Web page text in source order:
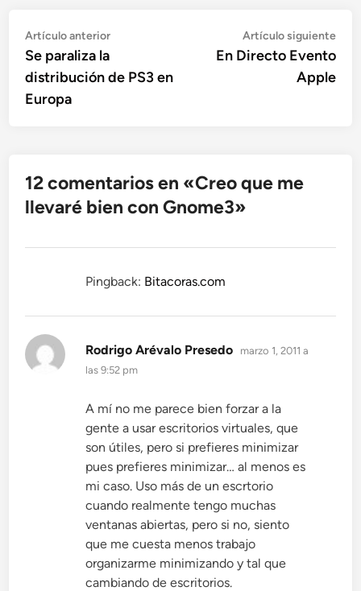
Navegación
de
entradas
Artículo anteriorArtículo
Se paraliza la
distribución de PS3 en
Europa
Artículo siguiente
En Directo Evento
Apple
12 comentarios en «Creo que me
llevaré bien con Gnome3»
Pingback: Bitacoras.com
Rodrigo Arévalo Presedo dice:
marzo 1, 2011 a
las 9:52 pm
A mí no me parece bien forzar a la
gente a usar escritorios virtuales, que
son útiles, pero si prefieres minimizar
pues prefieres minimizar… al menos es
mi caso. Uso más de un escrtorio
cuando realmente tengo muchas
ventanas abiertas, pero si no, siento
que me cuesta menos trabajo
organizarme minimizando y tal que
cambiando de escritorios.